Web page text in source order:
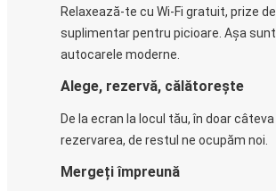
Relaxează-te cu Wi-Fi gratuit, prize
suplimentar pentru picioare. Așa
autocarele moderne.
Alege, rezervă, călătorește
De la ecran la locul tău, în doar
rezervarea, de restul ne ocupăm noi.
Mergeți împreună